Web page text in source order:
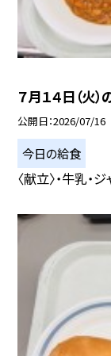
７月１４日（火
公開日 2026/07/16
今日の給食
〈献立〉・牛乳・